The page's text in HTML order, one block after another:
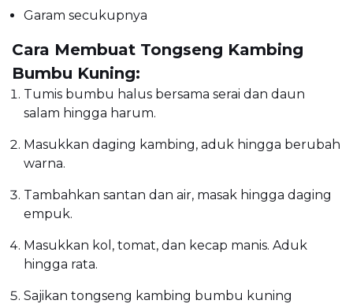
Garam secukupnya
Cara Membuat Tongseng Kambing
Bumbu Kuning:
Tumis bumbu halus bersama serai dan daun
salam hingga harum.
Masukkan daging kambing, aduk hingga berubah
warna.
Tambahkan santan dan air, masak hingga daging
empuk.
Masukkan kol, tomat, dan kecap manis. Aduk
hingga rata.
Sajikan tongseng kambing bumbu kuning